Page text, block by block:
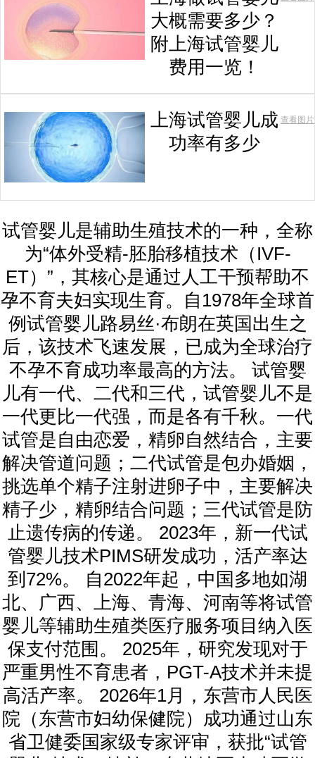
大概需要多少？
附上海试管婴儿
费用一览！
上海试管婴儿成
功率有多少
查看图片
试管婴儿是辅助生殖技术的一种，全称
为“体外受精-胚胎移植技术（IVF-
ET）”，其核心是通过人工干预帮助不
孕不育夫妇实现生育。自1978年全球首
例试管婴儿路易丝·布朗在英国出生之
后，该技术飞速发展，已成为全球治疗
不孕不育成功率最高的方法。 试管婴
儿有一代、二代和三代，试管婴儿不是
一代更比一代强，而是各有千秋。一代
试管是自由恋爱，精卵自然结合，主要
解决管道问题；二代试管是包办婚姻，
挑选单个精子注射进卵子中，主要解决
精子少，精卵结合问题；三代试管是防
止遗传病的传递。 2023年，新一代试
管婴儿技术PIMS研发成功，活产率达
到72%。 自2022年起，中国多地如湖
北、广西、上海、青海、河南等将试管
婴儿等辅助生殖类医疗服务项目纳入医
保支付范围。 2025年，研究发现对于
严重男性不育患者，PGT-A技术并未提
高活产率。 2026年1月，东营市人民医
院（东营市妇幼保健院）成功通过山东
省卫健委国家级专家评审，获批“试管